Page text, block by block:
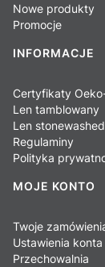
Nowe produkty
Promocje
INFORMACJE
Certyfikaty
Len tamblowany
Len stonewashed
Regulaminy
Polityka
MOJE KONTO
Twoje
Ustawienia konta
Przechowalnia